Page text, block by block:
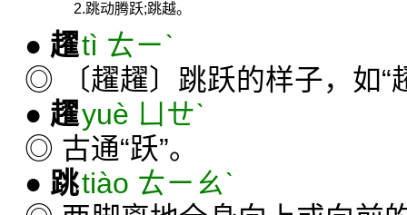
2.跳动腾跃;跳越。
● 趯tì ㄊㄧˋ
◎ 〔趯趯〕跳跃的样子，如“
● 趯yuè ㄩㄝˋ
◎ 古通“跃”。
● 跳tiào ㄊㄧㄠˋ